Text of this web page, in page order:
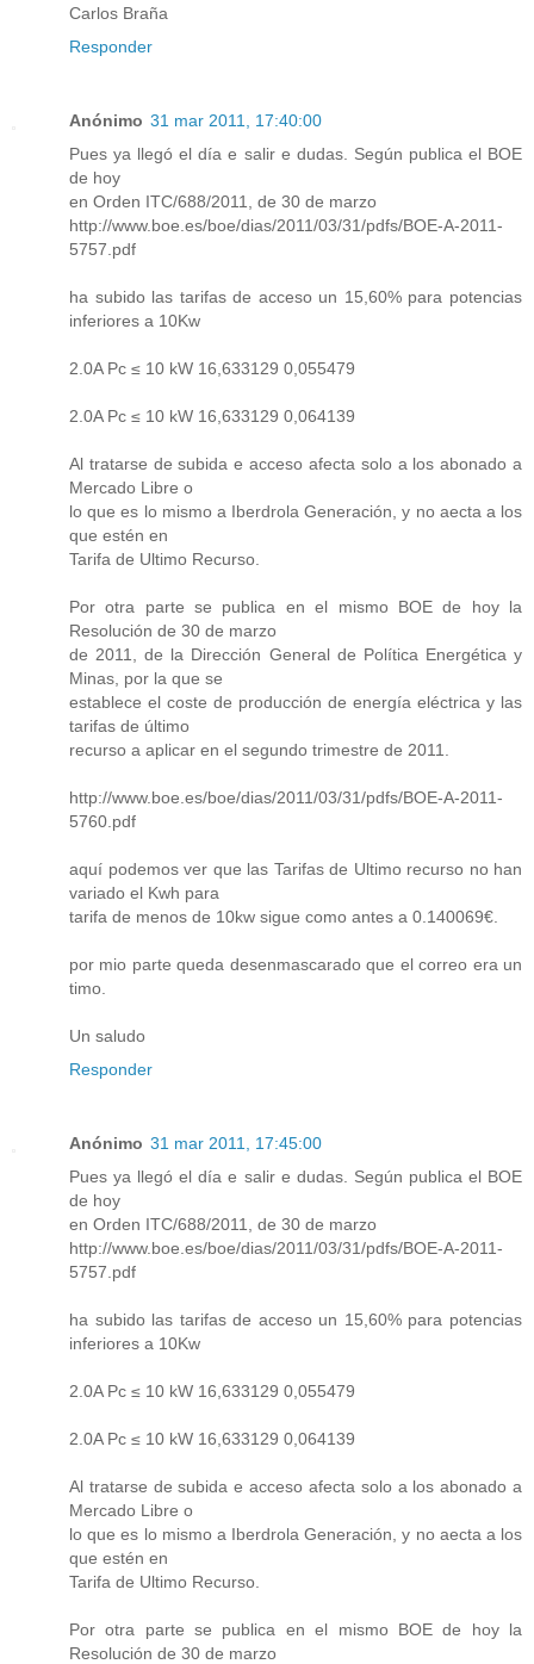
Carlos Braña
Responder
Anónimo 31 mar 2011, 17:40:00
Pues ya llegó el día e salir e dudas. Según publica el BOE
de hoy
en Orden ITC/688/2011, de 30 de marzo
http://www.boe.es/boe/dias/2011/03/31/pdfs/BOE-A-2011-
5757.pdf
ha subido las tarifas de acceso un 15,60% para potencias
inferiores a 10Kw
2.0A Pc ≤ 10 kW 16,633129 0,055479
2.0A Pc ≤ 10 kW 16,633129 0,064139
Al tratarse de subida e acceso afecta solo a los abonado a
Mercado Libre o
lo que es lo mismo a Iberdrola Generación, y no aecta a los
que estén en
Tarifa de Ultimo Recurso.
Por otra parte se publica en el mismo BOE de hoy la
Resolución de 30 de marzo
de 2011, de la Dirección General de Política Energética y
Minas, por la que se
establece el coste de producción de energía eléctrica y las
tarifas de último
recurso a aplicar en el segundo trimestre de 2011.
http://www.boe.es/boe/dias/2011/03/31/pdfs/BOE-A-2011-
5760.pdf
aquí podemos ver que las Tarifas de Ultimo recurso no han
variado el Kwh para
tarifa de menos de 10kw sigue como antes a 0.140069€.
por mio parte queda desenmascarado que el correo era un
timo.
Un saludo
Responder
Anónimo 31 mar 2011, 17:45:00
Pues ya llegó el día e salir e dudas. Según publica el BOE
de hoy
en Orden ITC/688/2011, de 30 de marzo
http://www.boe.es/boe/dias/2011/03/31/pdfs/BOE-A-2011-
5757.pdf
ha subido las tarifas de acceso un 15,60% para potencias
inferiores a 10Kw
2.0A Pc ≤ 10 kW 16,633129 0,055479
2.0A Pc ≤ 10 kW 16,633129 0,064139
Al tratarse de subida e acceso afecta solo a los abonado a
Mercado Libre o
lo que es lo mismo a Iberdrola Generación, y no aecta a los
que estén en
Tarifa de Ultimo Recurso.
Por otra parte se publica en el mismo BOE de hoy la
Resolución de 30 de marzo